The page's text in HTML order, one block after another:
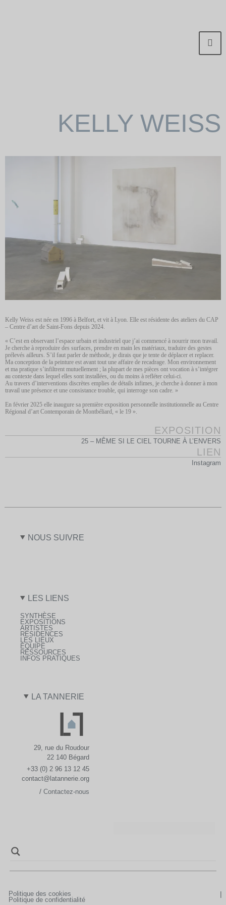
KELLY WEISS
Kelly Weiss est née en 1996 à Belfort, et vit à Lyon. Elle est résidente des ateliers du CAP
– Centre d’art de Saint-Fons depuis 2024.
« C’est en observant l’espace urbain et industriel que j’ai commencé à nourrir mon travail.
Je cherche à reproduire des surfaces, prendre en main les matériaux, traduire des gestes
prélevés ailleurs. S’il faut parler de méthode, je dirais que je tente de déplacer et replacer.
Ma conception de la peinture est avant tout une affaire de recadrage. Mon environnement
et ma pratique s’infiltrent mutuellement ; la plupart de mes pièces ont vocation à s’intégrer
au contexte dans lequel elles sont installées, ou du moins à refléter celui-ci.
Au travers d’interventions discrètes emplies de détails infimes, je cherche à donner à mon
travail une présence et une consistance trouble, qui interroge son cadre. »
En février 2025 elle inaugure sa première exposition personnelle institutionnelle au Centre
Régional d’art Contemporain de Montbéliard, « le 19 ».
EXPOSITION
25 – MÊME SI LE CIEL TOURNE À L’ENVERS
LIEN
Instagram
NOUS SUIVRE
LES LIENS
SYNTHÈSE
EXPOSITIONS
ARTISTES
RÉSIDENCES
LES LIEUX
ÉQUIPE
RESSOURCES
INFOS PRATIQUES
LA TANNERIE
29, rue du Roudour
22 140 Bégard
+33 (0) 2 96 13 12 45
contact@latannerie.org
/Contactez-nous
Politique des cookies
Politique de confidentialité